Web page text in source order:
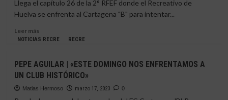
CUÁNDO
QUE
DARNOS
Llega el capítulo 26 de la 2° RFEF donde el Recreativo de
Huelva se enfrenta al Cartagena "B" para intentar...
Leer másLeer
más
|
CARTAGENA
«B»
VS
NOTICIAS RECRE RECRE
PEPE AGUILAR | «ESTE DOMINGO NOS ENFRENTAMOS A
UN CLUB HISTÓRICO»
Matias Hermoso marzo 17, 2023 0